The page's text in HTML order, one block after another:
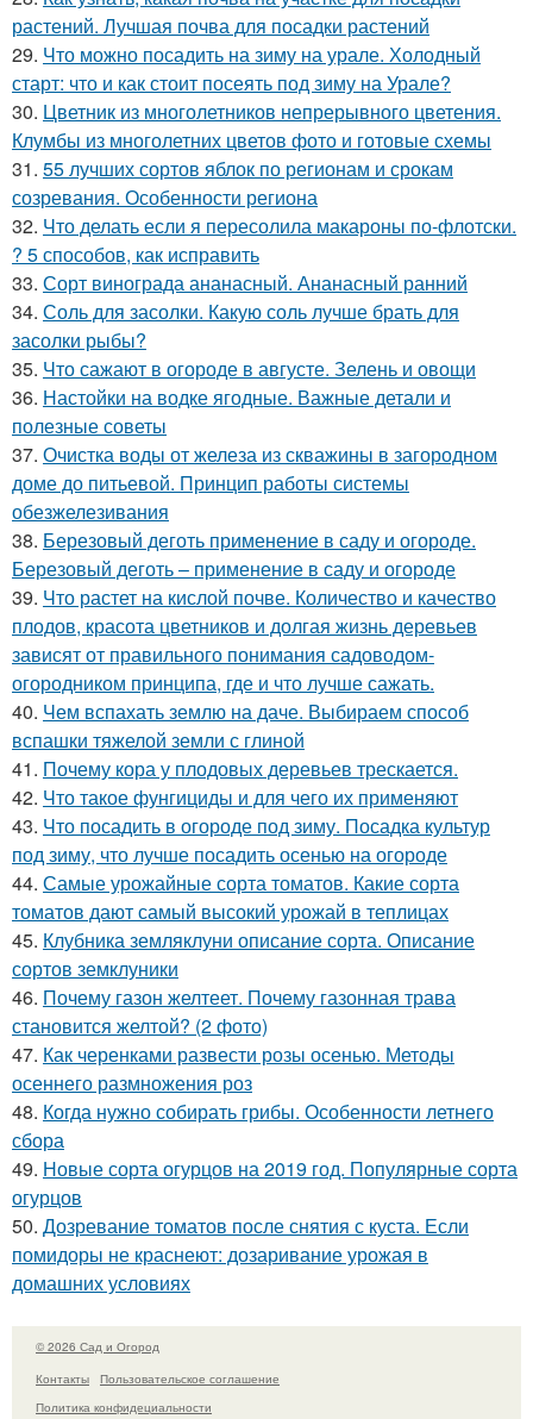
растений. Лучшая почва для посадки растений
29. Что можно посадить на зиму на урале. Холодный
старт: что и как стоит посеять под зиму на Урале?
30. Цветник из многолетников непрерывного цветения.
Клумбы из многолетних цветов фото и готовые схемы
31. 55 лучших сортов яблок по регионам и срокам
созревания. Особенности региона
32. Что делать если я пересолила макароны по-флотски.
? 5 способов, как исправить
33. Сорт винограда ананасный. Ананасный ранний
34. Соль для засолки. Какую соль лучше брать для
засолки рыбы?
35. Что сажают в огороде в августе. Зелень и овощи
36. Настойки на водке ягодные. Важные детали и
полезные советы
37. Очистка воды от железа из скважины в загородном
доме до питьевой. Принцип работы системы
обезжелезивания
38. Березовый деготь применение в саду и огороде.
Березовый деготь – применение в саду и огороде
39. Что растет на кислой почве. Количество и качество
плодов, красота цветников и долгая жизнь деревьев
зависят от правильного понимания садоводом-
огородником принципа, где и что лучше сажать.
40. Чем вспахать землю на даче. Выбираем способ
вспашки тяжелой земли с глиной
41. Почему кора у плодовых деревьев трескается.
42. Что такое фунгициды и для чего их применяют
43. Что посадить в огороде под зиму. Посадка культур
под зиму, что лучше посадить осенью на огороде
44. Самые урожайные сорта томатов. Какие сорта
томатов дают самый высокий урожай в теплицах
45. Клубника земляклуни описание сорта. Описание
сортов земклуники
46. Почему газон желтеет. Почему газонная трава
становится желтой? (2 фото)
47. Как черенками развести розы осенью. Методы
осеннего размножения роз
48. Когда нужно собирать грибы. Особенности летнего
сбора
49. Новые сорта огурцов на 2019 год. Популярные сорта
огурцов
50. Дозревание томатов после снятия с куста. Если
помидоры не краснеют: дозаривание урожая в
домашних условиях
© 2026 Сад и Огород
Контакты
Пользовательское соглашение
Политика конфидециальности